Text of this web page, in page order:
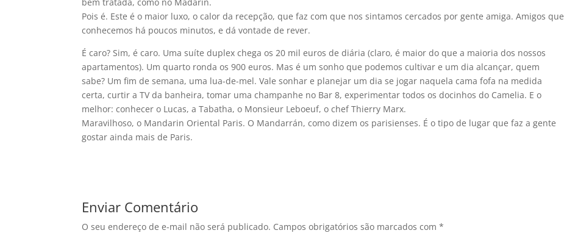
Pois é. Este é o maior luxo, o calor da recepção, que faz com que nos sintamos cercados por gente amiga. Amigos que
conhecemos há poucos minutos, e dá vontade de rever.
É caro? Sim, é caro. Uma suí­te duplex chega os 20 mil euros de diária (claro, é maior do que a maioria dos nossos
apartamentos). Um quarto ronda os 900 euros. Mas é um sonho que podemos cultivar e um dia alcançar, quem
sabe? Um fim de semana, uma lua-de-mel. Vale sonhar e planejar um dia se jogar naquela cama fofa na medida
certa, curtir a TV da banheira, tomar uma champanhe no Bar 8, experimentar todos os docinhos do Camelia. E o
melhor: conhecer o Lucas, a Tabatha, o Monsieur Leboeuf, o chef Thierry Marx.
Maravilhoso, o Mandarin Oriental Paris. O Mandarrán, como dizem os parisienses. É o tipo de lugar que faz a gente
gostar ainda mais de Paris.
Enviar Comentário
O seu endereço de e-mail não será publicado. Campos obrigatórios são marcados com*